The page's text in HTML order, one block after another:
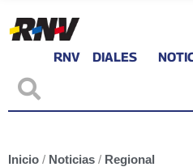
RNV DIALES
Inicio / Noticias / Regional